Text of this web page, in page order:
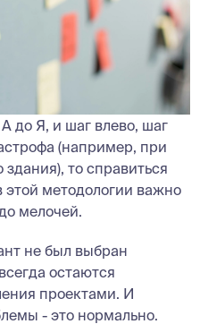
до Я, и шаг влево, шаг
(например, при
здания), то справиться
методологии важно
мелочей.
не был выбран
остаются
проектами. И
- это нормально.